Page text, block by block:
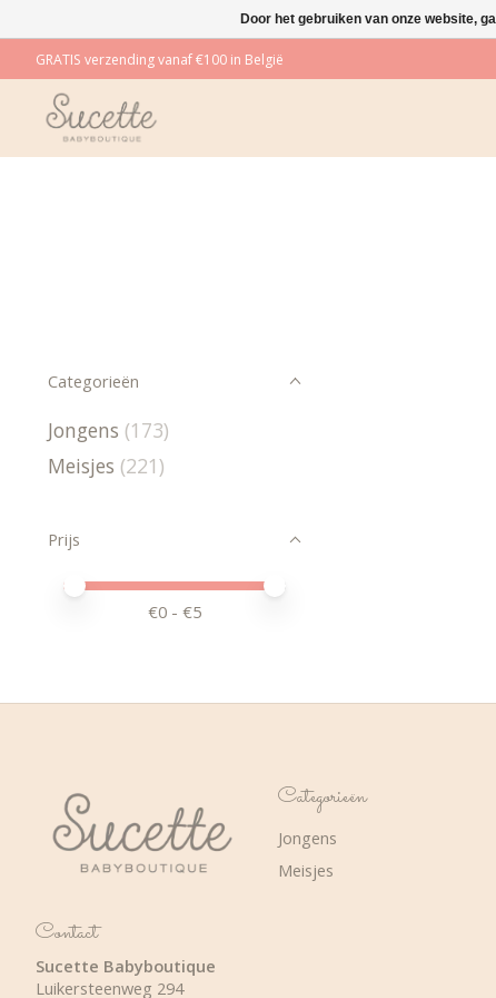
GRATIS verzending vanaf €100 in België
Categorieën
Jongens (173)
Meisjes (221)
Prijs
Minimale prijswaarde
Price maximum value
€0 - €5
Contact
Sucette Babyboutique
Luikersteenweg 294
Categorieën
Jongens
Meisjes
Door het gebruiken van onze website,